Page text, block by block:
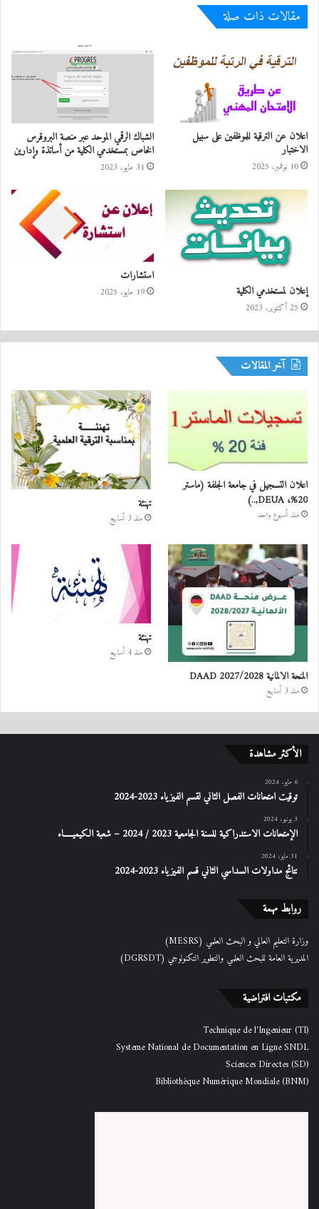
مقالات ذات صلة
اعلان عن الترقية للموظفين على سبيل
الاختبار
10 نوفمبر، 2025
الشباك الرقمي الموحد عبر منصة البروقرس
الخاص بمستخدمي الكلية من أساتذة وإدارين
31 مايو، 2023
إعلان لمستخدمي الكلية
25 أكتوبر، 2023
استشارات
19 مايو، 2025
آخر المقالات
اعلان التسجيل في جامعة الجلفة (ماستر
20%، DEUA,..)
منذ أسبوع واحد
تهنئة
منذ 3 أسابيع
المنحة الالمانية DAAD 2027/2028
منذ 3 أسابيع
تهنئة
منذ 4 أسابيع
الأكثر مشاهدة
6 مايو، 2024
توقيت امتحانات الفصل الثاني لقسم الفيزياء 2023-2024
3 يونيو، 2024
الإمتحانات الاستدراكیة للسنة الجامعیة 2023 / 2024 – شعبة الكیمیـــــاء
31 مايو، 2024
نتائج مداولات السداسي الثاني قسم الفيزياء 2023-2024
روابط مهمة
وزارة التعليم العالي و البحث العلمي (MESRS)
المديرية العامة للبحث العلمي والتطوير التكنولوجي (DGRSDT)
مكتبات افتراضية
Technique de l'Ingenieur (TI)
Systeme National de Documentation en Ligne SNDL
Sciences Directes (SD)
Bibliothèque Numérique Mondiale (BNM)